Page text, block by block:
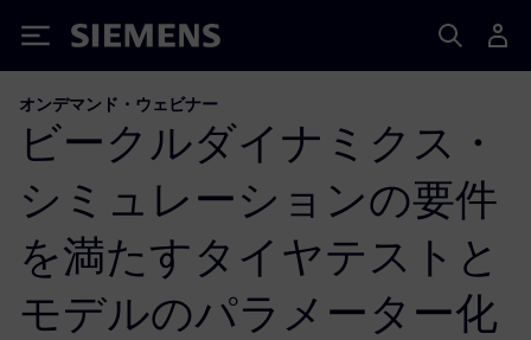
Siemens
オンデマンド・ウェビナー
ビークルダイナミクス・
シミュレーションの要件
を満たすタイヤテストと
モデルのパラメーター化